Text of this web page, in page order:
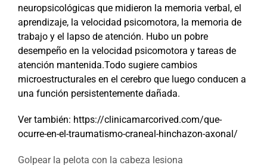
neuropsicológicas que midieron la memoria verbal, el
aprendizaje, la velocidad psicomotora, la memoria de
trabajo y el lapso de atención. Hubo un pobre
desempeño en la velocidad psicomotora y tareas de
atención mantenida.Todo sugiere cambios
microestructurales en el cerebro que luego conducen a
una función persistentemente dañada.
Ver también: https://clinicamarcorived.com/que-
ocurre-en-el-traumatismo-craneal-hinchazon-axonal/
Golpear la pelota con la cabeza lesiona